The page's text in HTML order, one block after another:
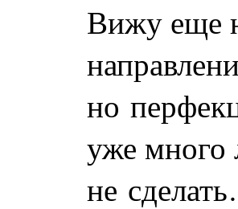
Вижу еще
но
уже много
не